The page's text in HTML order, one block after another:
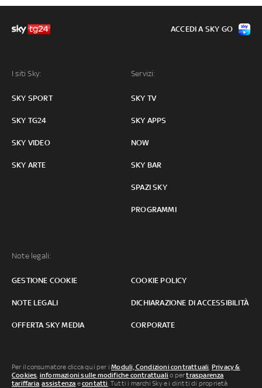
I siti Sky:
SKY SPORT
SKY TG24
SKY VIDEO
SKY ARTE
Servizi:
SKY TV
SKY APPS
NOW
SKY BAR
SPAZI SKY
PROGRAMMI
Note legali:
GESTIONE COOKIE COOKIE POLICY
NOTE LEGALI DICHIARAZIONE DI ACCESSIBILITÀ
OFFERTA SKY MEDIA CORPORATE
ACCEDI A SKY GO
Per il consumatore clicca qui per iModuli, Condizioni contrattuali, Privacy &
Cookies, informazioni sulle modifiche contrattuali o pertrasparenza
tariffaria,assistenza econtatti. Tutti i marchi Sky e i diritti di proprietà